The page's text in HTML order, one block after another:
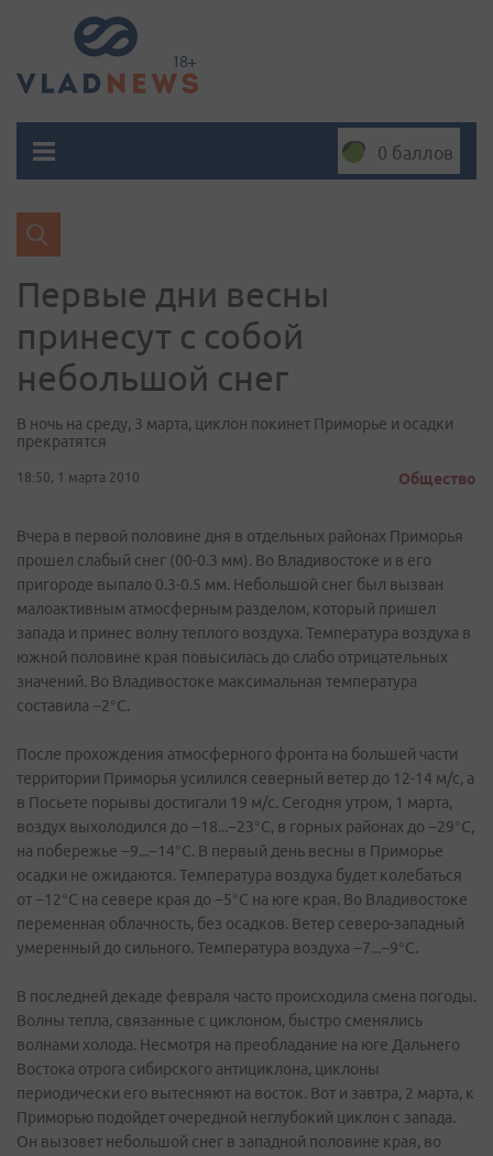
0 баллов
Первые дни веcны
принесут с собой
небольшой снег
В ночь на среду, 3 марта, циклон покинет Приморье и осадки
прекратятся
18:50, 1 марта 2010 Общество
Вчера в первой половине дня в отдельных районах Приморья
прошел слабый снег (00-0.3 мм). Во Владивостоке и в его
пригороде выпало 0.3-0.5 мм. Небольшой снег был вызван
малоактивным атмосферным разделом, который пришел
запада и принес волну теплого воздуха. Температура воздуха в
южной половине края повысилась до слабо отрицательных
значений. Во Владивостоке максимальная температура
составила −2°C.
После прохождения атмосферного фронта на большей части
территории Приморья усилился северный ветер до 12-14 м/с, а
в Посьете порывы достигали 19 м/с. Сегодня утром, 1 марта,
воздух выхолодился до −18...−23°C, в горных районах до −29°C,
на побережье −9...−14°C. В первый день весны в Приморье
осадки не ожидаются. Температура воздуха будет колебаться
от −12°C на севере края до −5°C на юге края. Во Владивостоке
переменная облачность, без осадков. Ветер северо-западный
умеренный до сильного. Температура воздуха −7...−9°C.
В последней декаде февраля часто происходила смена погоды.
Волны тепла, связанные с циклоном, быстро сменялись
волнами холода. Несмотря на преобладание на юге Дальнего
Востока отрога сибирского антициклона, циклоны
периодически его вытесняют на восток. Вот и завтра, 2 марта, к
Приморью подойдет очередной неглубокий циклон с запада.
Он вызовет небольшой снег в западной половине края, во